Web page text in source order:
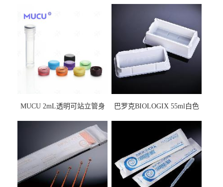
MUCU 2mL透明可站立管身
巴罗克BIOLOGIX 55ml白色
马射线灭菌25-0051